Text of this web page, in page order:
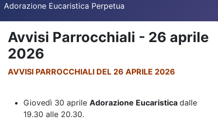
Adorazione Eucaristica Perpetua
Avvisi Parrocchiali - 26 aprile
2026
AVVISI PARROCCHIALI DEL 26 APRILE 2026
Giovedì 30 aprile Adorazione Eucaristica dalle
19.30 alle 20.30.